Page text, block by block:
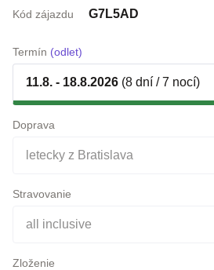
Termín(odlet)
11.8. - 18.8.2026
letecky z Bratislava
Stravovanie
all inclusive
Zloženie
2 dospelí